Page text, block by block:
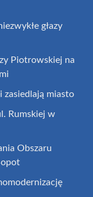
głazy
Piotrowskiej na
zasiedlają miasto
Rumskiej w
Obszaru